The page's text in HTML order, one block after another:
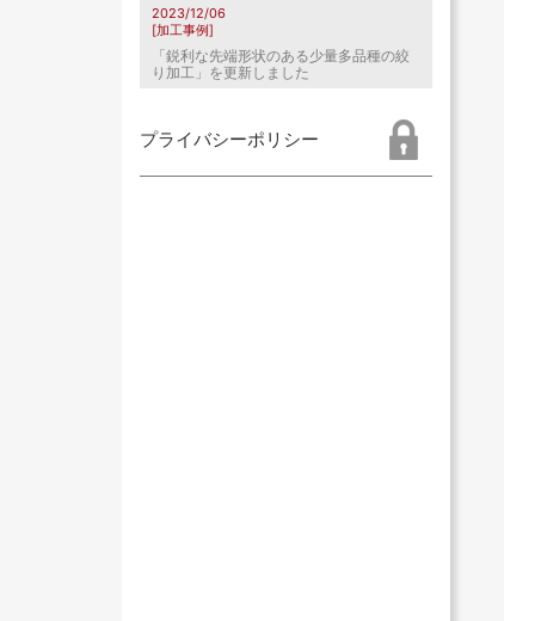
2023/12/06
[加工事例]
「鋭利な先端形状のある少量多品種の絞
り加工」を更新しました
プライバシーポリシー